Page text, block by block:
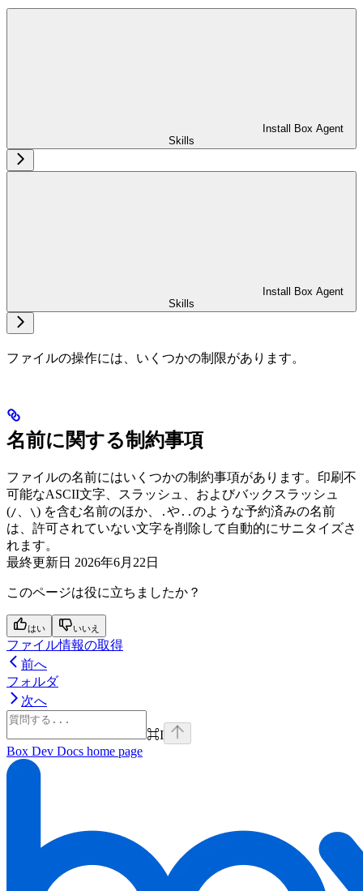
Install Box Agent
Skills
Install Box Agent
Skills
ファイルの操作には、いくつかの制限があります。
名前に関する制約事項
ファイルの名前にはいくつかの制約事項があります。印刷不
可能なASCII文字、スラッシュ、およびバックスラッシュ
(/ \) を含む名前のほか、 . や .. のような予約済みの名前
は、許可されていない文字を削除して自動的にサニタイズさ
れます。
最終更新日 2026年6月22日
このページは役に立ちましたか？
はい いいえ
ファイル情報の取得
前へ
フォルダ
次へ
⌘I
Box Dev Docs home page